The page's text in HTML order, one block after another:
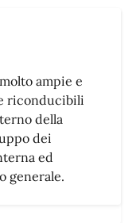
ampie e
riconducibili
della
dei
ed
generale.